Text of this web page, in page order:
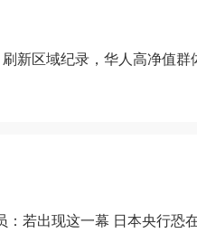
新区域纪录，华人高净值群
：若出现这一幕 日本央行恐